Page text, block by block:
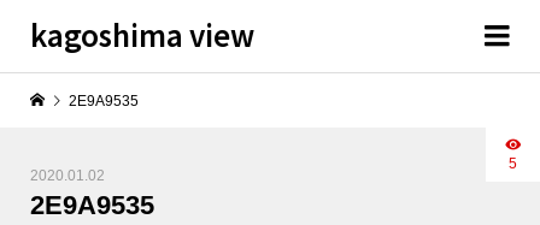
kagoshima view
2020.01.02
2E9A9535
5
2E9A9535